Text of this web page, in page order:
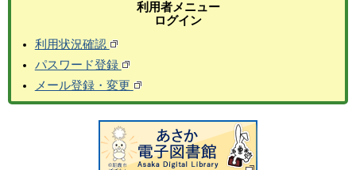
利用者メニュー
ログイン
利用状況確認
パスワード登録
メール登録・変更